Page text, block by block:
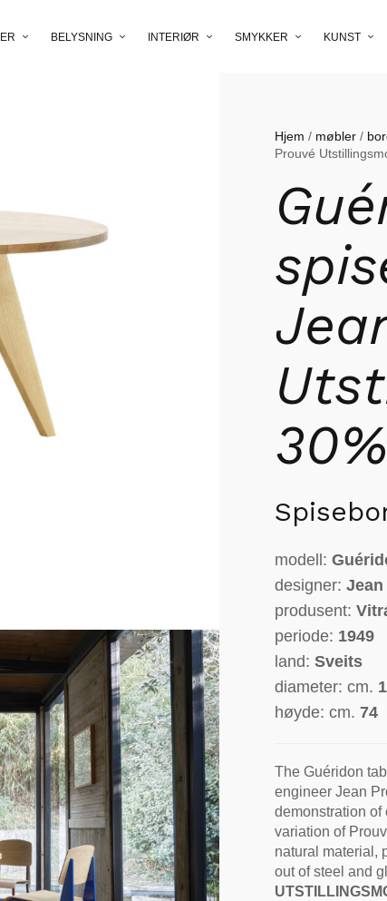
BELYSNING INTERIØR SMYKKER KUNST
Hjem / møbler /
Prouvé
modell:
designer:
produsent:
periode: 1949
land:Sveits
diameter: cm.
høyde: cm.74
The Guéridon
engineer Jean
demonstration
variation of
natural material,
out of steel and